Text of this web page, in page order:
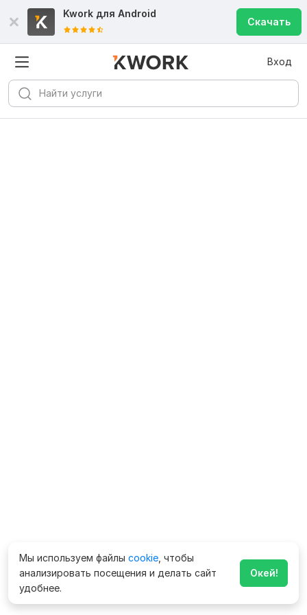
Kwork для Android
Скачать
Вход
Мы используем файлы cookie , чтобы
анализировать посещения и делать сайт
удобнее.
Окей!